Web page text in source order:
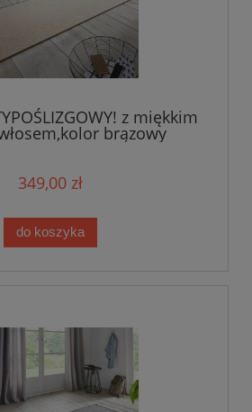
z miękkim
brązowy
Hanse HOME
349,00 zł
do koszyka